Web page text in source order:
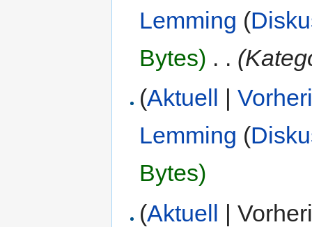
Lemming (
Bytes) . .
(Aktuell |
Lemming (
Bytes)
(Aktuell |